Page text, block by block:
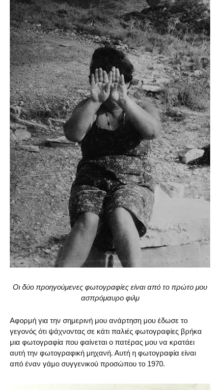
Οι δύο προηγούμενες φωτογραφίες είναι από το πρώτο μου
ασπρόμαυρο φιλμ
Αφορμή για την σημερινή μου ανάρτηση μου έδωσε το
γεγονός ότι ψάχνοντας σε κάτι παλιές φωτογραφίες βρήκα
μια φωτογραφία που φαίνεται ο πατέρας μου να κρατάει
αυτή την φωτογραφική μηχανή. Αυτή η φωτογραφία είναι
από έναν γάμο συγγενικού προσώπου το 1970.